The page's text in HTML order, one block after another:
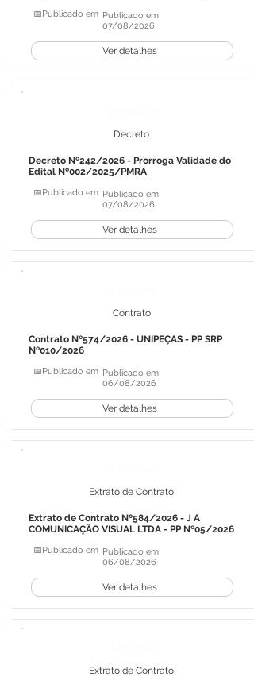
📅Publicado em Publicado em
07/08/2026
Ver detalhes
Decreto
Decreto Nº242/2026 - Prorroga Validade do
Edital Nº002/2025/PMRA
📅Publicado em Publicado em
07/08/2026
Ver detalhes
Contrato
Contrato Nº574/2026 - UNIPEÇAS - PP SRP
Nº010/2026
📅Publicado em Publicado em
06/08/2026
Ver detalhes
Extrato de Contrato
Extrato de Contrato Nº584/2026 - J A
COMUNICAÇÃO VISUAL LTDA - PP Nº05/2026
📅Publicado em Publicado em
06/08/2026
Ver detalhes
Extrato de Contrato